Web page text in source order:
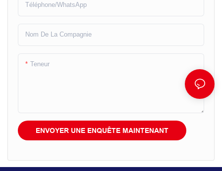
Téléphone/WhatsApp
Nom De La Compagnie
Teneur
ENVOYER UNE ENQUÊTE MAINTENANT